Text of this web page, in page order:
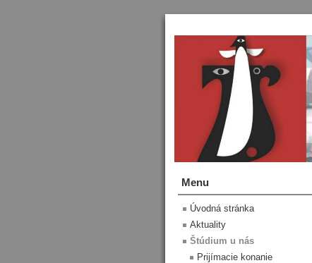
Menu
Úvodná stránka
Aktuality
Štúdium u nás
Prijímacie konanie